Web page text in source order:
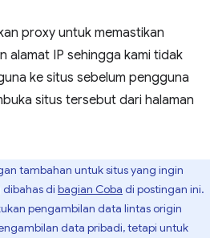
proxy untuk memastikan
alamat IP sehingga kami tidak
ke situs sebelum pengguna
situs tersebut dari halaman
tambahan untuk situs yang ingin
di bagian Coba di postingan ini.
pengambilan data lintas origin
data pribadi, tetapi untuk